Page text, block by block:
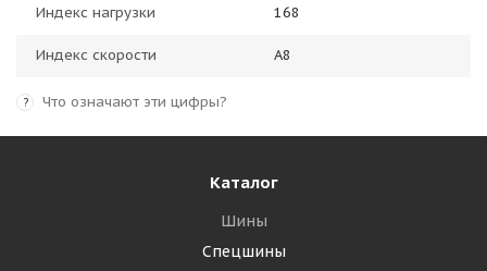
Индекс нагрузки 168
Индекс скорости A8
? Что означают эти цифры?
Каталог
Шины
Спецшины